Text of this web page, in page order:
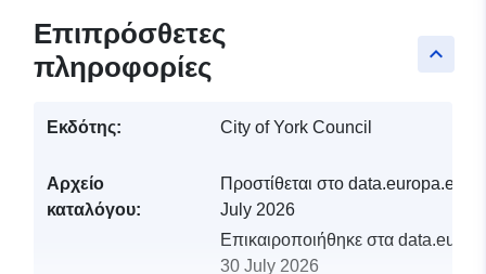
keyboard_arrow_up
Επιπρόσθετες
πληροφορίες
Εκδότης: City of York Council
Αρχείο
καταλόγου:
Προστίθεται στο data.europa.eu:
July 2026
Επικαιροποιήθηκε στα
30 July 2026